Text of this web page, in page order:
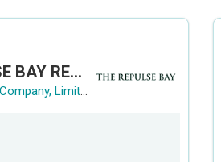
THE REPULSE BAY RECRUITMENT DAY 淺水灣影灣園人才招聘會
The Repulse Bay Company, Limited